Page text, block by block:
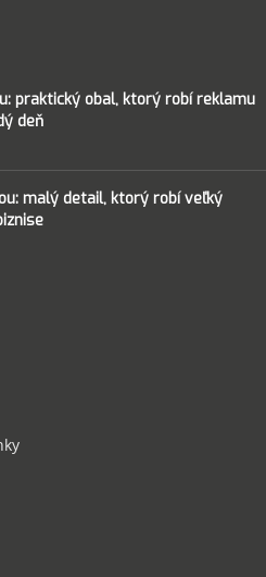
praktický obal, ktorý robí reklamu
deň
malý detail, ktorý robí veľký